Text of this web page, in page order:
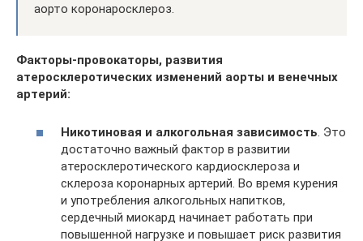
аорто коронаросклероз.
Факторы-провокаторы, развития
атеросклеротических изменений аорты и венечных
артерий:
Никотиновая и алкогольная зависимость . Это
достаточно важный фактор в развитии
атеросклеротического кардиосклероза и
склероза коронарных артерий. Во время курения
и употребления алкогольных напитков,
сердечный миокард начинает работать при
повышенной нагрузке и повышает риск развития